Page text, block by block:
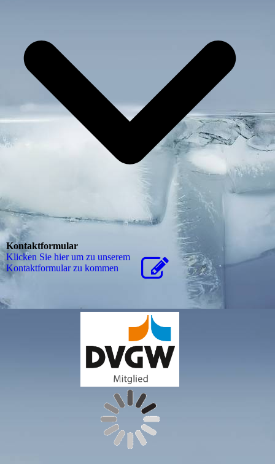
Kontaktformular
Klicken Sie hier um zu unserem
Kon­takt­for­mu­lar zu kommen